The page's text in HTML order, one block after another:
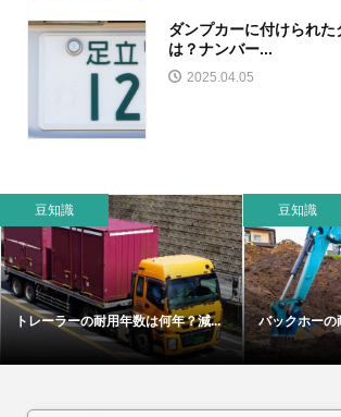
ダンプカーに付けられた
は？ナンバー...
2025.04.05
豆知識
トレーラーの耐用年数は何年？減...
豆知識
バックホーの